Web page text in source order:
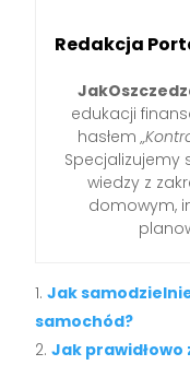
Redakcja
edukacji
hasłem
Specjalizujemy
wiedzy z
domowym,
Jak
samochód?
Jak